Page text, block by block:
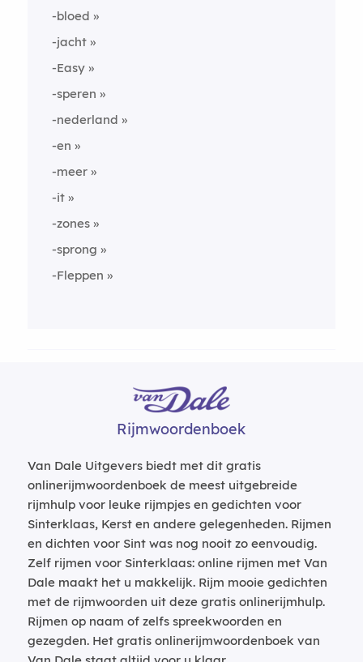
-bloed
-jacht
-Easy
-speren
-nederland
-en
-meer
-it
-zones
-sprong
-Fleppen
Rijmwoordenboek
Van Dale Uitgevers biedt met dit gratis
onlinerijmwoordenboek de meest uitgebreide
rijmhulp voor leuke rijmpjes en gedichten voor
Sinterklaas, Kerst en andere gelegenheden. Rijmen
en dichten voor Sint was nog nooit zo eenvoudig.
Zelf rijmen voor Sinterklaas: online rijmen met Van
Dale maakt het u makkelijk. Rijm mooie gedichten
met de rijmwoorden uit deze gratis onlinerijmhulp.
Rijmen op naam of zelfs spreekwoorden en
gezegden. Het gratis onlinerijmwoordenboek van